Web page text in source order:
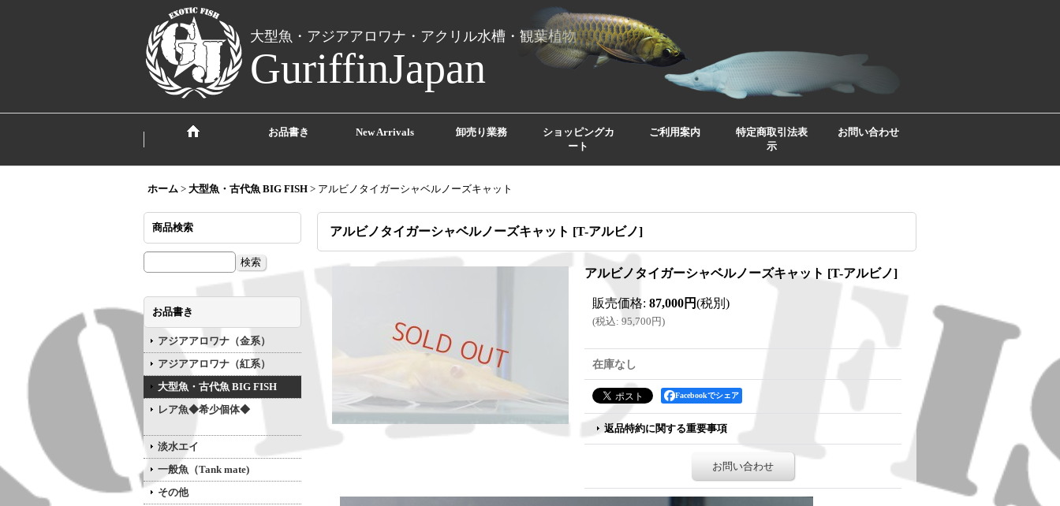
大型魚・アジアアロワナ・アクリル水槽・観葉植物
GuriffinJapan
お品書き New Arrivals 卸売り業務
ショッピングカ
ート
ご利用案内
特定商取引法表
示
お問い合わせ
ホーム > 大型魚・古代魚 BIG FISH > アルビノタイガーシャベルノーズキャット
商品検索
お品書き
アジアアロワナ（金系）
アジアアロワナ（紅系）
大型魚・古代魚 BIG FISH
レア魚◆希少個体◆
淡水エイ
一般魚（Tank mate)
その他
アルビノタイガーシャベルノーズキャット [T-アルビノ]
アルビノタイガーシャベルノーズキャット [T-アルビノ]
販売価格: 87,000円(税別)
(税込: 95,700円)
在庫なし
Facebookでシェア
返品特約に関する重要事項
お問い合わせ